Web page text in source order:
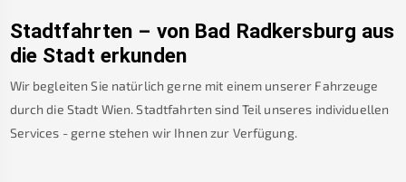
Stadtfahrten – von Bad Radkersburg aus
die Stadt erkunden
Wir begleiten Sie natürlich gerne mit einem unserer Fahrzeuge
durch die Stadt Wien. Stadtfahrten sind Teil unseres individuellen
Services - gerne stehen wir Ihnen zur Verfügung.